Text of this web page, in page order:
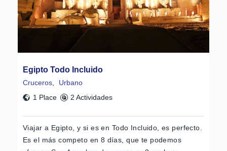
Egipto Todo Incluido
Cruceros
Urbano
1 Place
2 Actividades
Viajar a Egipto, y si es en Todo Incluido, es perfecto.
Es el más competo en 8 días, que te podemos